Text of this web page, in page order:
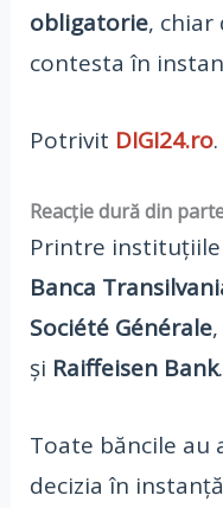
obligatorie, chiar
contesta în
Potrivit DIGI24.ro.
Reacție dură din
Printre
Banca
Société Générale,
și Raiffeisen Bank.
Toate băncile au
decizia în